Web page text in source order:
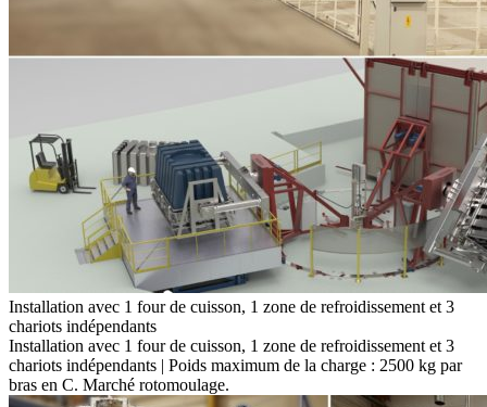
Installation avec 1 four de cuisson, 1 zone de refroidissement et 3
chariots indépendants
Installation avec 1 four de cuisson, 1 zone de refroidissement et 3
chariots indépendants | Poids maximum de la charge : 2500 kg par
bras en C. Marché rotomoulage.